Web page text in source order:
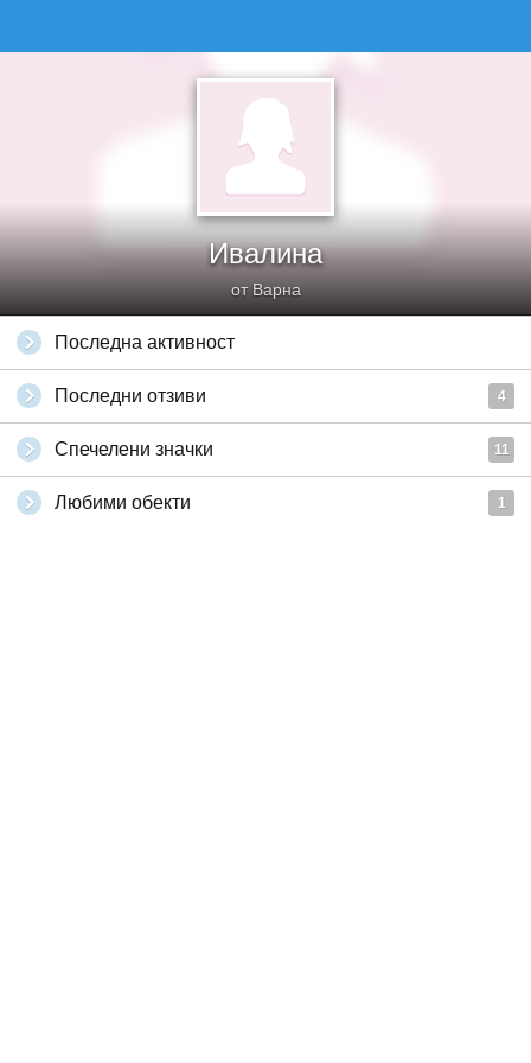
Ивалина
от Варна
Последна активност
Последни отзиви 4
Спечелени значки 11
Любими обекти 1